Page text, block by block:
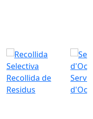
Recollida de
Residus
Servei